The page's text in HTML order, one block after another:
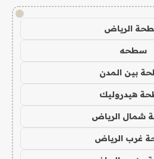
!
الرياض
سطحه
بين المدن
هيدروليك
شمال الرياض
غرب الرياض